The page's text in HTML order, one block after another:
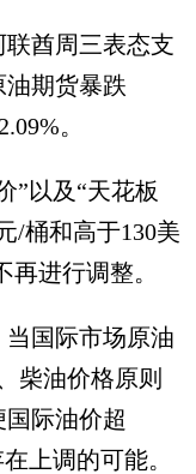
酋周三表态支
期货暴跌
。
以及“天花板
/桶和高于130美
进行调整。
国际市场原油
柴油价格原则
国际油价超
上调的可能。